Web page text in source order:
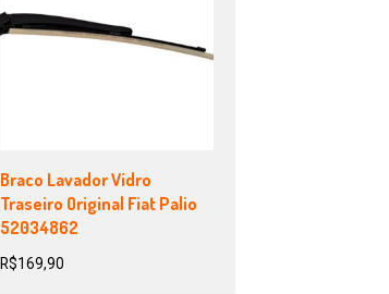
Braco Lavador Vidro
Traseiro Original Fiat Palio
52034862
R$169,90